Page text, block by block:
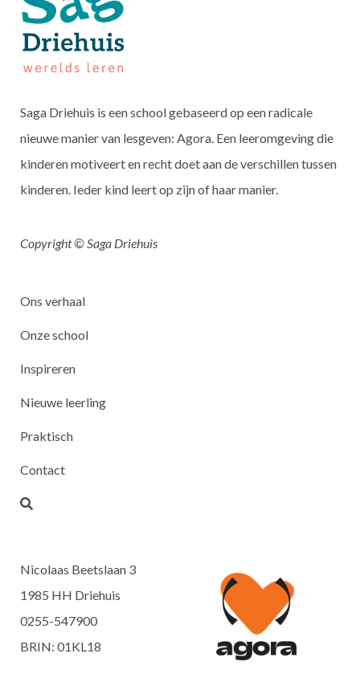
Saga Driehuis is een school gebaseerd op een radicale
nieuwe manier van lesgeven: Agora. Een leeromgeving die
kinderen motiveert en recht doet aan de verschillen tussen
kinderen. Ieder kind leert op zijn of haar manier.
Copyright © Saga Driehuis
Ons verhaal
Onze school
Inspireren
Nieuwe leerling
Praktisch
Contact
Nicolaas Beetslaan 3
1985 HH Driehuis
0255-547900
BRIN: 01KL18